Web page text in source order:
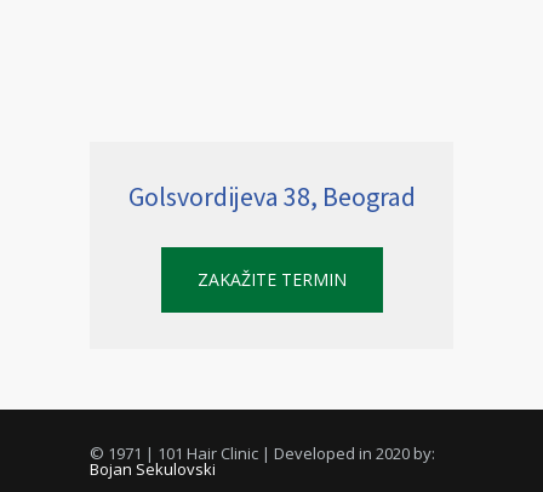
Golsvordijeva 38, Beograd
ZAKAŽITE TERMIN
© 1971 | 101 Hair Clinic | Developed in 2020 by:
Bojan Sekulovski